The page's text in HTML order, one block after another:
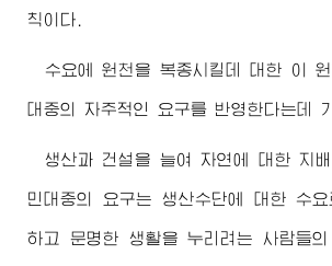
칙이다.
수요에 원천을 복종시킬데 대한 이
대중의 자주적인 요구를 반영한다는데
생산과 건설을 늘여 자연에 대한 지
민대중의 요구는 생산수단에 대한 수
하고 문명한 생활을 누리려는 사람들의